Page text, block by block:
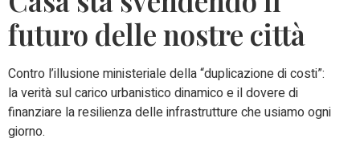
futuro delle nostre città
Contro l’illusione ministeriale della “duplicazione di costi”:
la verità sul carico urbanistico dinamico e il dovere di
finanziare la resilienza delle infrastrutture che usiamo ogni
giorno.